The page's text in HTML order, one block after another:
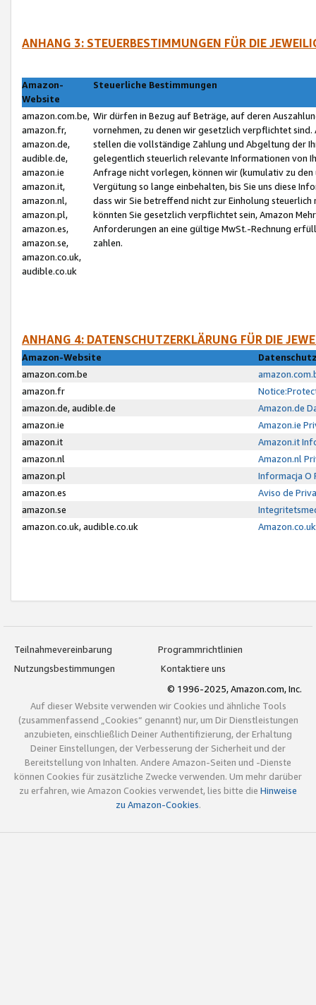
ANHANG 3: STEUERBESTIMMUNGEN FÜR DIE
Amazon-
Website
Steuerliche Bestimmungen
amazon.com.be,
amazon.fr,
amazon.de,
audible.de,
amazon.ie
amazon.it,
amazon.nl,
amazon.pl,
amazon.es,
amazon.se,
amazon.co.uk,
audible.co.uk
Wir dürfen in Bezug auf Beträge, auf deren
vornehmen, zu denen wir gesetzlich verpflichtet
stellen die vollständige Zahlung und Abgeltung der
gelegentlich steuerlich relevante Informationen von
Anfrage nicht vorlegen, können wir (kumulativ zu
Vergütung so lange einbehalten, bis Sie uns diese
dass wir Sie betreffend nicht zur Einholung
könnten Sie gesetzlich verpflichtet sein, Amazon
Anforderungen an eine gültige MwSt.-Rechnung
zahlen.
ANHANG 4: DATENSCHUTZERKLÄRUNG FÜR DIE
Amazon-Website
amazon.com.be
amazon.fr
amazon.de, audible.de
Amazon.de
amazon.ie
Amazon.ie
amazon.it
Amazon.it
amazon.nl
Amazon.nl
amazon.pl
Informacja O
amazon.es
Aviso de
amazon.se
amazon.co.uk, audible.co.uk
Teilnahmevereinbarung
Programmrichtlinien
Nutzungsbestimmungen
Kontaktiere uns
© 1996-2025, Amazon.com, Inc.
Auf dieser Website verwenden wir Cookies und ähnliche Tools
(zusammenfassend „Cookies“ genannt) nur, um Dir Dienstleistungen
anzubieten, einschließlich Deiner Authentifizierung, der Erhaltung
Deiner Einstellungen, der Verbesserung der Sicherheit und der
Bereitstellung von Inhalten. Andere Amazon-Seiten und -Dienste
können Cookies für zusätzliche Zwecke verwenden. Um mehr darüber
zu erfahren, wie Amazon Cookies verwendet, lies bitte die Hinweise
zu Amazon-Cookies.